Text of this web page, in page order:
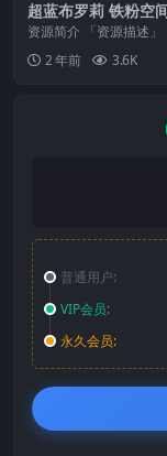
超蓝布罗莉 铁粉空
7期
资源简介 「资源描述」
蓝布罗莉 铁粉空间
7P2V...
2 年前 3.6K
普通用户:
VIP会员:
永久会员: